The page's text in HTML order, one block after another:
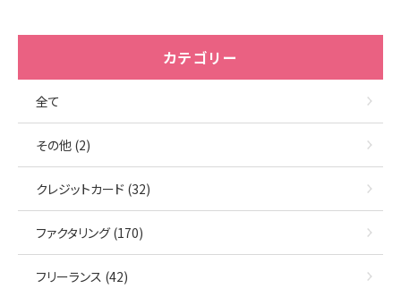
カテゴリー
全て
その他 (2)
クレジットカード (32)
ファクタリング (170)
フリーランス (42)